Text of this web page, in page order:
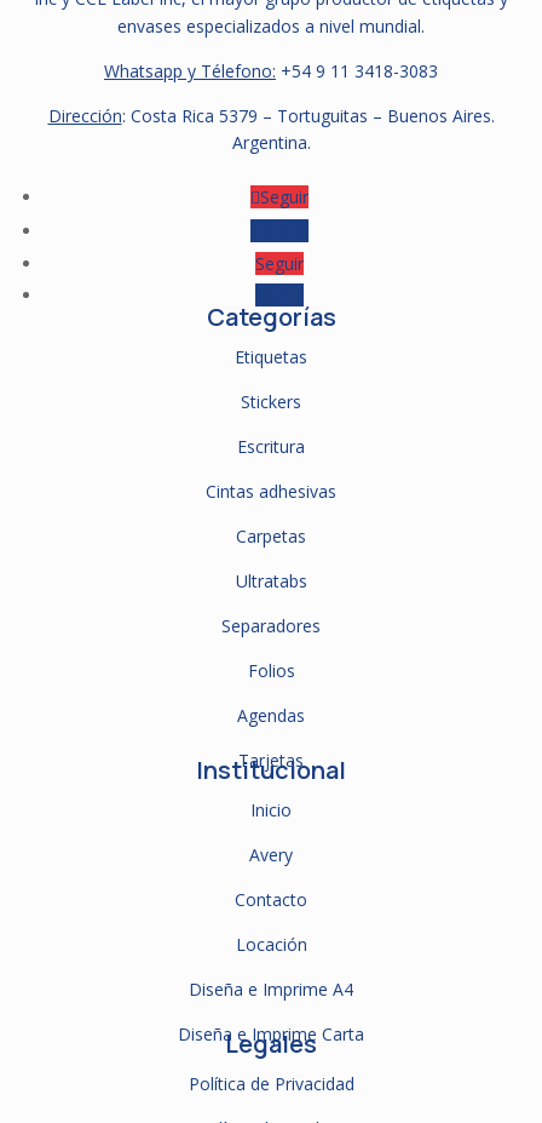
envases especializados a nivel mundial.
Whatsapp y Télefono: +54 9 11 3418-3083
Dirección: Costa Rica 5379 – Tortuguitas – Buenos Aires.
Argentina.
Seguir
Seguir
Categorías
Etiquetas
Stickers
Escritura
Cintas adhesivas
Carpetas
Ultratabs
Separadores
Folios
Agendas
Tarjetas
Institucional
Inicio
Avery
Contacto
Locación
Diseña e Imprime A4
Diseña e Imprime Carta
Legales
Política de Privacidad